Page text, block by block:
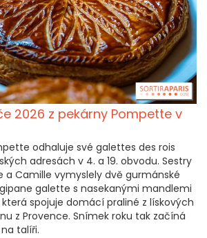
2026 z pekárny Pompette v
odhaluje své galettes des rois
adresách v 4. a 19. obvodu. Sestry
a Camille vymyslely dvě gurmánské
galette s nasekanými mandlemi
spojuje domácí praliné z lískových
z Provence. Snímek roku tak začíná
talíři.